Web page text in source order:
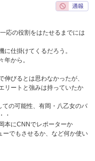
応の役割をはたせるまでには
に仕掛けてくるだろう。
年から。
伸びるとは思わなかったが、
リートと強みは持っていたか
の可能性、有岡・八乙女のバ
・
本にCNNでレポーターか
ーでもさせるか、など何か使い